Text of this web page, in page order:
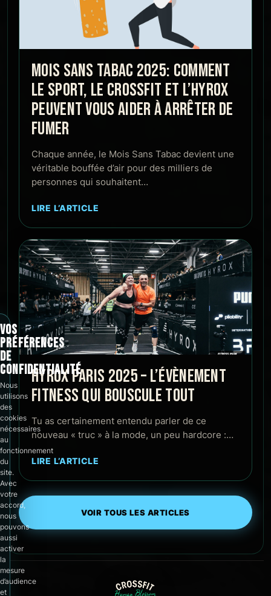
MOIS SANS TABAC 2025: COMMENT
LE SPORT, LE CROSSFIT ET L’HYROX
PEUVENT VOUS AIDER À ARRÊTER DE
FUMER
Chaque année, le Mois Sans Tabac devient une
véritable bouffée d’air pour des milliers de
personnes qui souhaitent…
LIRE L’ARTICLE
HYROX PARIS 2025 – L’ÉVÈNEMENT
FITNESS QUI BOUSCULE TOUT
Tu as certainement entendu parler de ce
nouveau « truc » à la mode, un peu hardcore :…
LIRE L’ARTICLE
VOIR TOUS LES ARTICLES
VOS
PRÉFÉRENCES
DE
CONFIDENTIALITÉ
Nous
utilisons
des
cookies
nécessaires
au
fonctionnement
du
site.
Avec
votre
accord,
nous
pouvons
aussi
activer
la
mesure
d’audience
et